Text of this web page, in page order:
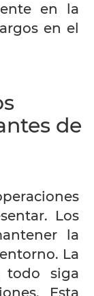
en la
en el
de
Los
la
La
todo siga
Esta